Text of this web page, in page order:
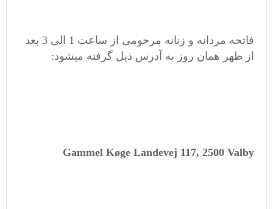
فاتحه مردانه و زنانه مرحومی از ساعت 1 الی 3 بعد
از ظهر همان روز به آدرس ذیل گرفته میشود:
Gammel Køge Landevej 117, 2500 Valby